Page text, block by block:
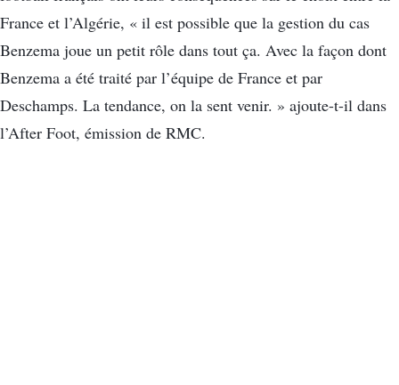
France et l’Algérie, « il est possible que la gestion du cas
Benzema joue un petit rôle dans tout ça. Avec la façon dont
Benzema a été traité par l’équipe de France et par
Deschamps. La tendance, on la sent venir. » ajoute-t-il dans
l’After Foot, émission de RMC.